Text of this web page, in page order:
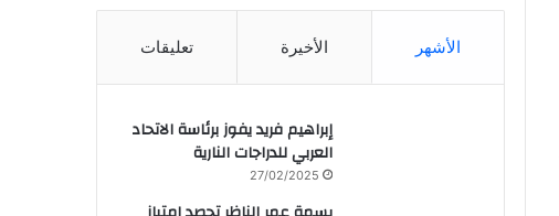
الأشهر الأخيرة تعليقات
إبراهيم فريد يفوز برئاسة الاتحاد
العربي للدراجات النارية
27/02/2025